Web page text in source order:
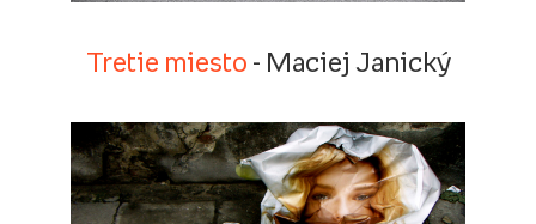
Tretie miesto - Maciej Janický